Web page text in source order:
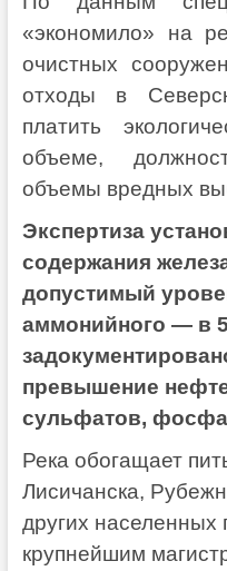
«экономило» на
очистных
отходы в
платить
объеме,
объемы вредных
Экспертиза
содержания
допустимый
аммонийного — в
превышение
сульфатов,
Река обогащает
Лисичанска,
других населенных
крупнейшим